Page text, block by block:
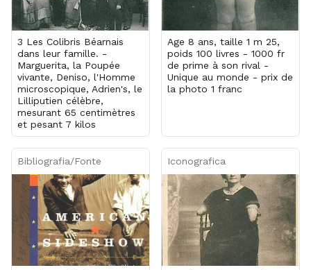
3 Les Colibris Béarnais
dans leur famille. -
Marguerita, la Poupée
vivante, Deniso, l'Homme
microscopique, Adrien's, le
Lilliputien célèbre,
mesurant 65 centimètres
et pesant 7 kilos
Age 8 ans, taille 1 m 25,
poids 100 livres - 1000 fr
de prime à son rival -
Unique au monde - prix de
la photo 1 franc
Bibliografia/Fonte Iconografica